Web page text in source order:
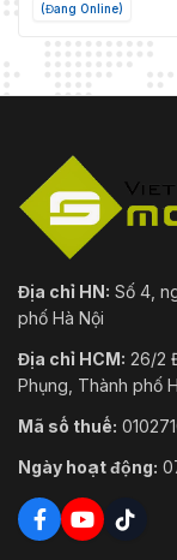
(Đang Online)
Địa chỉ HN: Số 4,
phố Hà Nội
Địa chỉ HCM: 26/2
Phụng, Thành phố
Mã số thuế:
Ngày hoạt động: